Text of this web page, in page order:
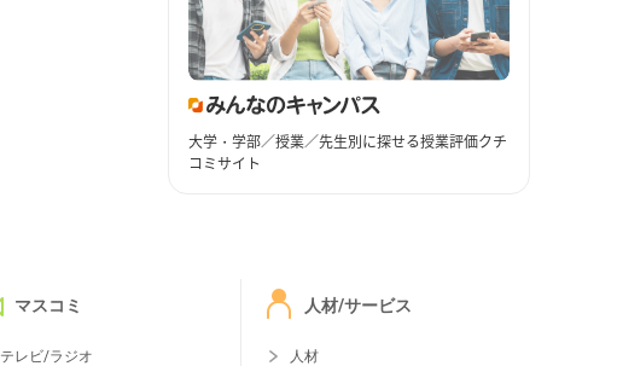
大学・学部／授業／先生別に探せる授業評価クチ
コミサイト
マスコミ
テレビ/ラジオ
人材/サービス
人材